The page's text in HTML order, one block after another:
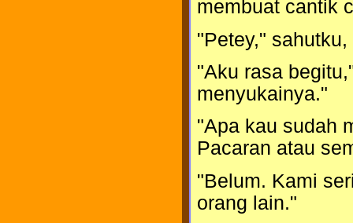
membuat cantik
"Petey,"
"Aku rasa
menyukainya."
"Apa kau sudah
Pacaran atau
"Belum. Kami
orang lain."